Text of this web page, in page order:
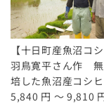
【十日町産魚沼コシ
羽鳥寛平さん作 無
培した魚沼産コシヒ
5,840 円 ～ 9,810